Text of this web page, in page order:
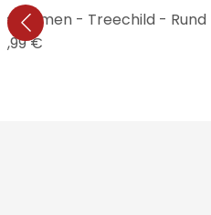
Blumen - Treechild - Rund
€